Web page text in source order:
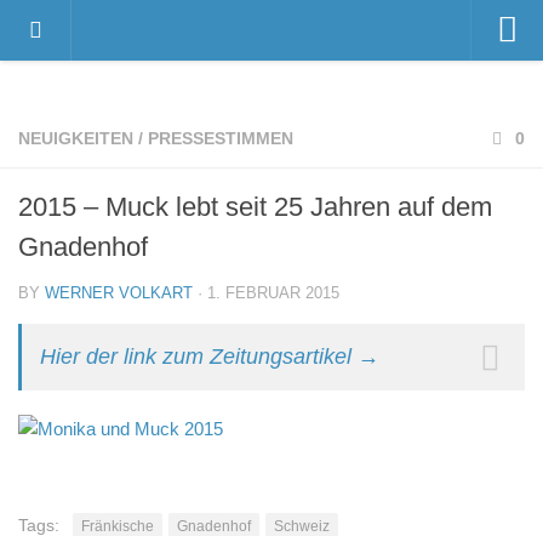
Das Gnadenhof-Team
Der Gnadenhof platzt aus allen Nähten…
News
NEUIGKEITEN / PRESSESTIMMEN 0
2015 – Muck lebt seit 25 Jahren auf dem
Gnadenhof
BY WERNER VOLKART · 1. FEBRUAR 2015
Hier der link zum Zeitungsartikel →
Tags: Fränkische Gnadenhof Schweiz